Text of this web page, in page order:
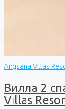
Angsana Villas
Вилла 2
Villas